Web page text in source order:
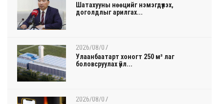
Шатахууны нөөцийг нэмэгдүүлэх,
доголдлыг арилгах...
2026/08/07
Улаанбаатарт хоногт 250 м³ лаг
боловсруулах үйл...
2026/08/07